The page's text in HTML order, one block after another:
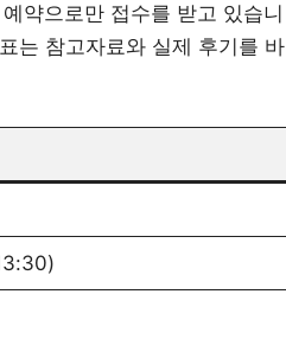
약으로만 접수를 받고 있습니
는 참고자료와 실제 후기를 바